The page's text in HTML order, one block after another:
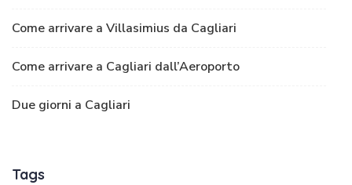
Come arrivare a Villasimius da Cagliari
Come arrivare a Cagliari dall’Aeroporto
Due giorni a Cagliari
Tags